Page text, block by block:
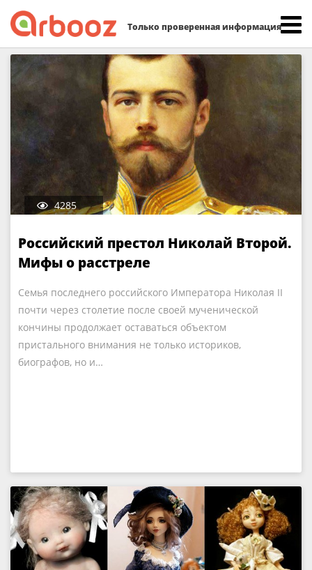
Только проверенная информация
Skip
to
content
4285
Российский престол Николай Второй.
Мифы о расстреле
Семья последнего российского Императора Николая II
почти через столетие после своей мученической
кончины продолжает оставаться объектом
пристального внимания не только историков,
биографов, но и…
Найти: